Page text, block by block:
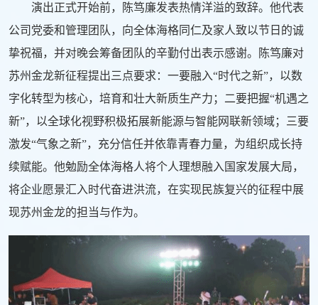
演出正式开始前，陈笃廉发表热情洋溢的致辞。他代表
公司党委和管理团队，向全体海格同仁及家人致以节日的诚
挚祝福，并对晚会筹备团队的辛勤付出表示感谢。陈笃廉对
苏州金龙新征程提出三点要求：一要融入“时代之新”，以数
字化转型为核心，培育和壮大新质生产力；二要把握“机遇之
新”，以全球化视野积极拓展新能源与智能网联新领域；三要
激发“气象之新”，充分信任并依靠青春力量，为组织成长持
续赋能。他勉励全体海格人将个人理想融入国家发展大局，
将企业愿景汇入时代奋进洪流，在实现民族复兴的征程中展
现苏州金龙的担当与作为。